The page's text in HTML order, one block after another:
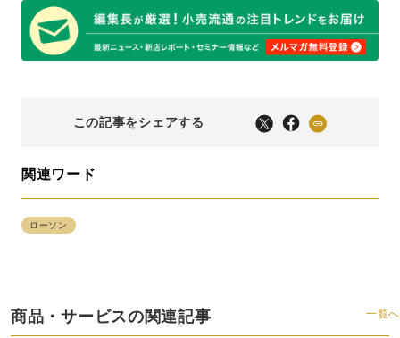
この記事をシェアする
関連ワード
ローソン
商品・サービスの関連記事 一覧へ